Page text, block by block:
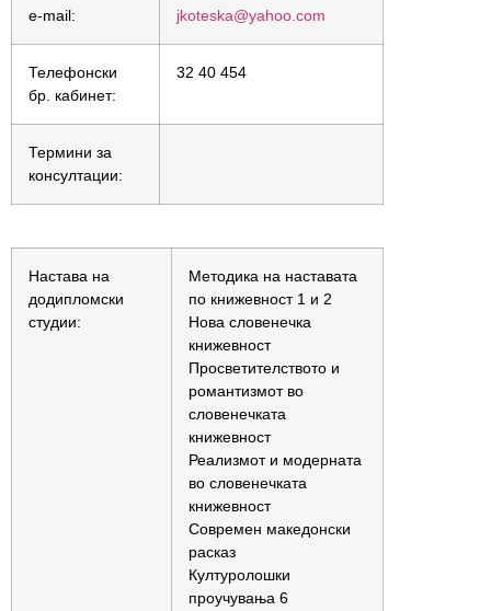
e-mail: jkoteska@yahoo.com
Телефонски
бр. кабинет:
32 40 454
Термини за
консултации:
Настава на
додипломски
студии:
Методика на наставата
по книжевност 1 и 2
Нова словенечка
книжевност
Просветителството и
романтизмот во
словенечката
книжевност
Реализмот и модерната
во словенечката
книжевност
Современ македонски
расказ
Културолошки
проучувања 6